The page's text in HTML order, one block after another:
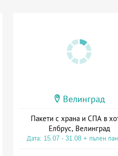
Велинград
Пакети с храна и СПА в
Елбрус, Велинград
Дата: 15.07 - 31.08 + пълен